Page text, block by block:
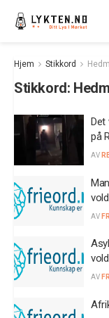
Hjem Stikkord
Stikkord:
Det
på
AV
AV
AV